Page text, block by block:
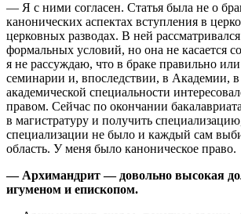
— Я с ними согласен. Статья была не о
канонических аспектах вступления в
церковных разводах. В ней
формальных условий, но она не касается
я не рассуждаю, что в браке правильно
семинарии и, впоследствии, в Академии, в
академической специальности
правом. Сейчас по окончании
в магистратуру и получить
специализации не было и каждый сам
область. У меня было каноническое право.
— Архимандрит — довольно высокая
игуменом и епископом.